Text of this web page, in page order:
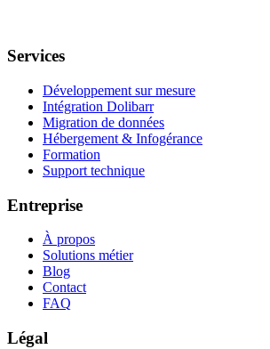
Services
Développement sur mesure
Intégration Dolibarr
Migration de données
Hébergement & Infogérance
Formation
Support technique
Entreprise
À propos
Solutions métier
Blog
Contact
FAQ
Légal